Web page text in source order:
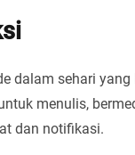
dalam sehari yang
menulis,
dan notifikasi.